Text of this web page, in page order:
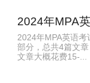
2024年MPA
2024年MPA英语
部分，总共4篇文
文章大概花费15-...